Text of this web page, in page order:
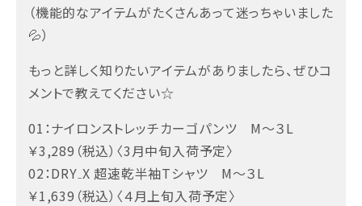
（機能的なアイテムがたくさんあって迷っちゃいました
💦）
もっと詳しく知りたいアイテムがありましたら、ぜひコ
メントで教えてください☆
01：ナイロンストレッチカーゴパンツ M～３L
￥3,289（税込）〈3月中旬入荷予定〉
02：DRY₋X 超速乾半袖Tシャツ M～３L
￥1,639（税込）〈４月上旬入荷予定〉